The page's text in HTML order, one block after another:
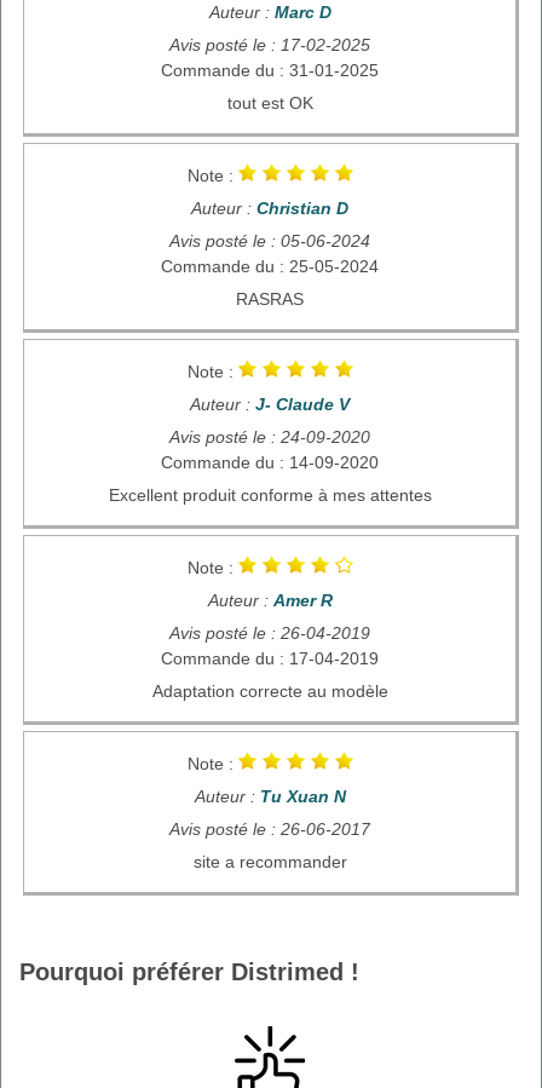
Auteur : Marc D
Avis posté le : 17-02-2025
Commande du : 31-01-2025
tout est OK
Note :
Auteur : Christian D
Avis posté le : 05-06-2024
Commande du : 25-05-2024
RASRAS
Note :
Auteur : J- Claude V
Avis posté le : 24-09-2020
Commande du : 14-09-2020
Excellent produit conforme à mes attentes
Note :
Auteur : Amer R
Avis posté le : 26-04-2019
Commande du : 17-04-2019
Adaptation correcte au modèle
Note :
Auteur : Tu Xuan N
Avis posté le : 26-06-2017
site a recommander
Pourquoi préférer Distrimed !